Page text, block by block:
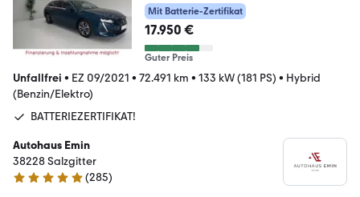
Mit Batterie-Zertifikat
17.950 €
Guter Preis
Unfallfrei • EZ 09/2021 • 72.491 km • 133 kW (181 PS) • Hybrid
(Benzin/Elektro)
BATTERIEZERTIFIKAT!
Autohaus Emin
38228 Salzgitter
5 Sterne
(285)